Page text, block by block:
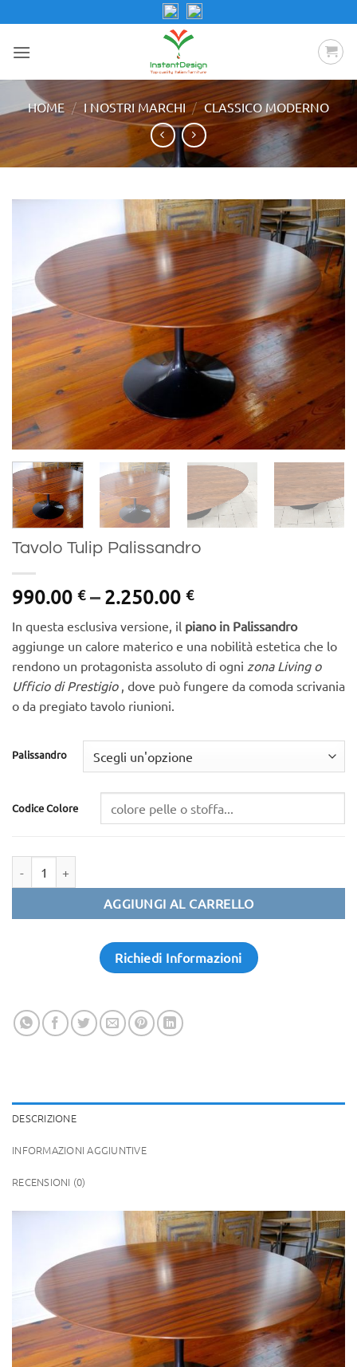
ai
contenuti
HOME / I NOSTRI MARCHI / CLASSICO MODERNO
Tavolo Tulip Palissandro
990.00 € – 2.250.00 €Price
range:
990.00 €
through
2.250.00 €
In questa esclusiva versione, il piano in Palissandro
aggiunge un calore materico e una nobilità estetica che lo
rendono un protagonista assoluto di ogni zona Living o
Ufficio di Prestigio, dove può fungere da comoda scrivania
o da pregiato tavolo riunioni.
Palissandro
Codice Colore
AGGIUNGI AL CARRELLO
Richiedi Informazioni
DESCRIZIONE
INFORMAZIONI AGGIUNTIVE
RECENSIONI (0)